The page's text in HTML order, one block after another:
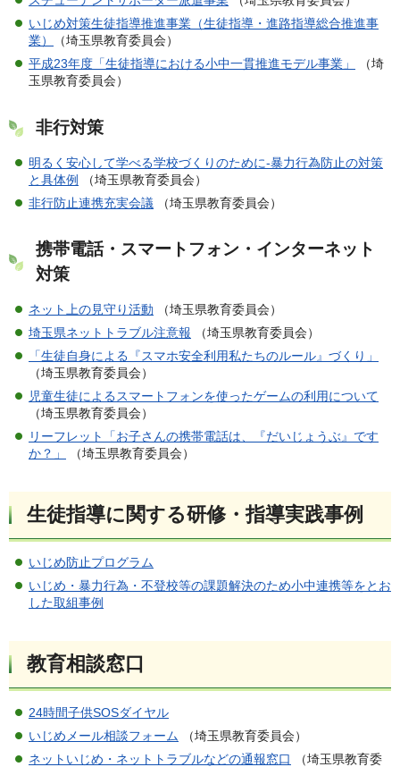
いじめ対策生徒指導推進事業（生徒指導・進路指導総合推進事
業）
（埼玉県教育委員会）
平成23年度「生徒指導における小中一貫推進モデル事業」
（埼
玉県教育委員会）
非行対策
明るく安心して学べる学校づくりのために-暴力行為防止の対策
と具体例 （埼玉県教育委員会）
非行防止連携充実会議 （埼玉県教育委員会）
携帯電話・スマートフォン・インターネット
対策
ネット上の見守り活動 （埼玉県教育委員会）
埼玉県ネットトラブル注意報 （埼玉県教育委員会）
「生徒自身による『スマホ安全利用私たちのルール』づくり」
（埼玉県教育委員会）
児童生徒によるスマートフォンを使ったゲームの利用について
（埼玉県教育委員会）
リーフレット「お子さんの携帯電話は、『だいじょうぶ』です
か？」
（埼玉県教育委員会）
生徒指導に関する研修・指導実践事例
いじめ防止プログラム
いじめ・暴力行為・不登校等の課題解決のため小中連携等をとお
した取組事例
教育相談窓口
24時間子供SOSダイヤル
いじめメール相談フォーム （埼玉県教育委員会）
ネットいじめ・ネットトラブルなどの通報窓口
（埼玉県教育委